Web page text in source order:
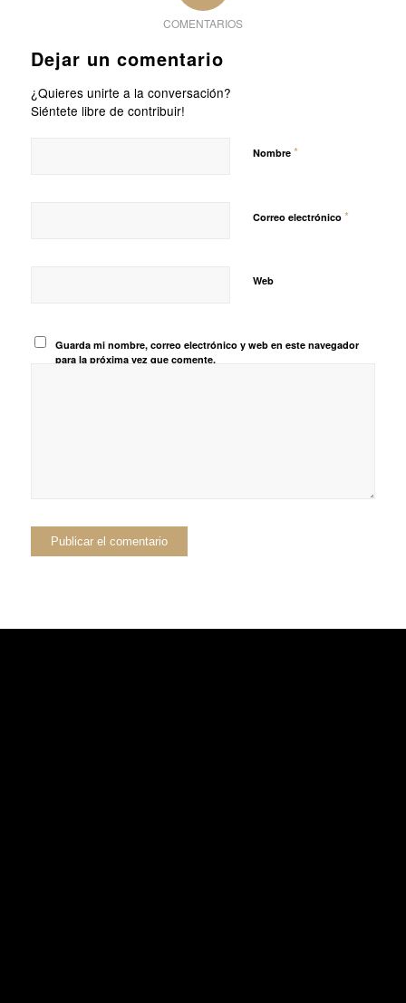
COMENTARIOS
Dejar un comentario
¿Quieres unirte a la conversación?
Siéntete libre de contribuir!
Nombre *
Correo electrónico *
Web
Guarda mi nombre, correo electrónico y web en este navegador
para la próxima vez que comente.